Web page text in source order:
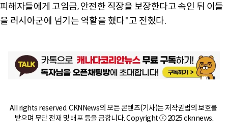
피해자들에게 고임금, 안전한 직장을 보장한다고 속인 뒤 이들
을 러시아군에 넘기는 역할을 했다"고 전했다.
All rights reserved. CKNNews의 모든 콘텐츠(기사)는 저작권법의 보호를
받으며 무단 전재 및 배포 등을 금합니다. Copyright ⓒ 2025 cknnews.